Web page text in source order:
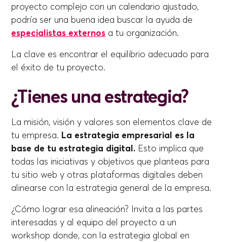
proyecto complejo con un calendario ajustado,
podría ser una buena idea buscar la ayuda de
especialistas externos a tu organización.
La clave es encontrar el equilibrio adecuado para
el éxito de tu proyecto.
¿Tienes una estrategia?
La misión, visión y valores son elementos clave de
tu empresa. La estrategia empresarial es la
base de tu estrategia digital. Esto implica que
todas las iniciativas y objetivos que planteas para
tu sitio web y otras plataformas digitales deben
alinearse con la estrategia general de la empresa.
¿Cómo lograr esa alineación? Invita a las partes
interesadas y al equipo del proyecto a un
workshop donde, con la estrategia global en